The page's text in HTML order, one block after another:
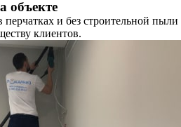
объекте
и без строительной пыли
клиентов.